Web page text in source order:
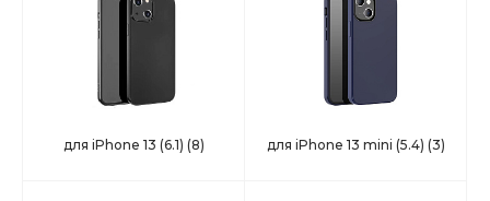
для iPhone 13 (6.1) (8) для iPhone 13 mini (5.4) (3)